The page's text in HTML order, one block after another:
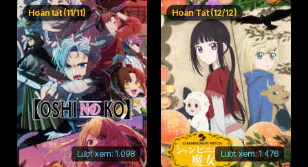
Tập 118 Tập 119 Tập 120
Tập 121 Tập 122 Tập 123
Tập 124 Tập 125 Tập 126
Tập 127 Tập 128 Tập 129
Tập 130 Tập 131 Tập 132
Tập 133 Tập 134 Tập 135
Recommendation
Lượt xem: 1.098
Hoàn tất (11/11)
Lượt xem:1.476
Hoàn Tất (12/12)